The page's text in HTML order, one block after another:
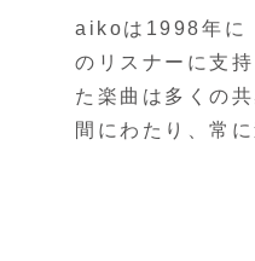
aikoは1998年に
のリスナーに支
た楽曲は多くの
間にわたり、常